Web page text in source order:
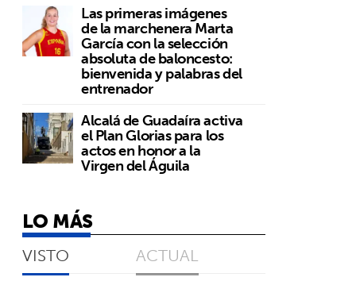
Las primeras imágenes
de la marchenera Marta
García con la selección
absoluta de baloncesto:
bienvenida y palabras del
entrenador
Alcalá de Guadaíra activa
el Plan Glorias para los
actos en honor a la
Virgen del Águila
LO MÁS
VISTO ACTUAL